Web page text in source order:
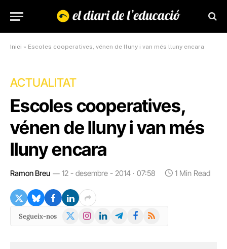
Inici » Escoles cooperatives, vénen de lluny i van més lluny encara
ACTUALITAT
Escoles cooperatives,
vénen de lluny i van més
lluny encara
Ramon Breu 12 - desembre - 2014 · 07:58 1 Min Read
Segueix-nos
X
Instagram
LinkedInTelegramFacebook
RSS